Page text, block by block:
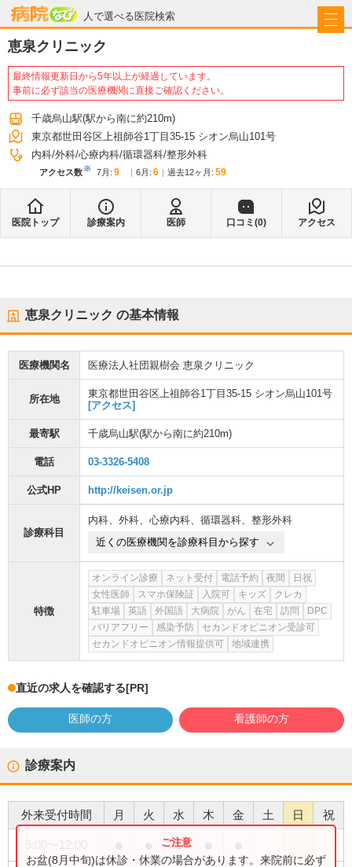
人で選べる医院検索
病院なび
恵泉クリニック
最終情報更新日から5年以上が経過しています。
事前に必ず該当の医療機関に直接ご確認ください。
千歳烏山駅(駅から南に約210m)
東京都世田谷区上祖師谷1丁目35-15 シオン烏山101号
内科 外科 心療内科 循環器科 整形外科
アクセス数※ 7月 : 9 6月 : 6 過去12ヶ月: 59
医院トップ 診療案内 医師 口コミ(0) アクセス
恵泉クリニック の基本情報
医療機関名 医療法人社団親樹会 恵泉クリニック
所在地
東京都世田谷区上祖師谷1丁目35-15 シオン烏山101号
[アクセス]
最寄駅 千歳烏山駅(駅から南に約210m)
電話 03-3326-5408
公式HP http://keisen.or.jp
診療科目
内科、 外科、 心療内科、 循環器科、 整形外科
近くの医療機関を診療科目から探す
特徴
オンライン診療 ネット受付 電話予約 夜間
日祝
女性医師
スマホ保険証 入院可 キッズ
クレカ
駐車場
英語 外国語 大病院 がん 在宅 訪問
DPC
バリアフリー
感染予防
セカンドオピニオン受診可
セカンドオピニオン情報提供可
地域連携
直近の求人を確認する[PR]
医師の方 看護師の方
診療案内
外来受付時間 月 火 水 木 金 土 日 祝
●
お盆(8月中旬)は休診・休業の場合があります。来院前に必ず